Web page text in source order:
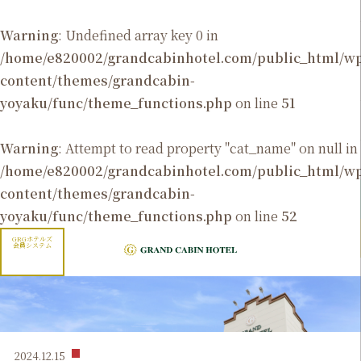
Warning: Undefined array key 0 in
/home/e820002/grandcabinhotel.com/public_html/
content/themes/grandcabin-
yoyaku/func/theme_functions.php on line 51
Warning: Attempt to read property "cat_name" on null in
/home/e820002/grandcabinhotel.com/public_html/
content/themes/grandcabin-
yoyaku/func/theme_functions.php on line 52
GRGホテルズ
会員システム
2024.12.15